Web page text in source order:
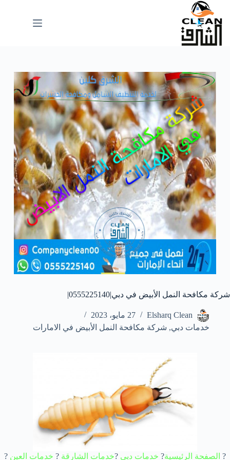
التجاوز
المحتوى
شركة مكافحة النمل الأبيض في دبي|0555225140|
Elsharq Clean
27 مايو، 2023
خدمات دبي, شركة مكافحة النمل الأبيض في الامارات
? الصفحة الرئيسية? خدمات دبي ?خدمات الشارقة ? خدمات العين ?